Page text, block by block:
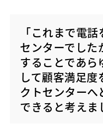
「これまで電
センターでした
することであら
して顧客満足
クトセンター
できると考えま